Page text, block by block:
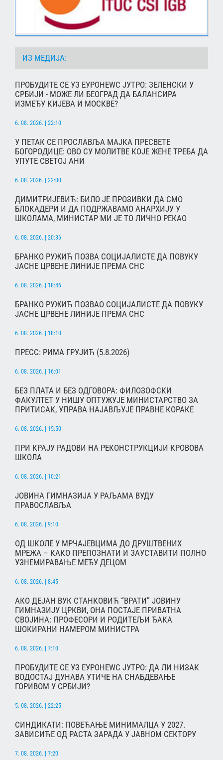
ИЗ МЕДИЈА:
ПРОБУДИТЕ СЕ УЗ ЕУРОНЕWС ЈУТРО: ЗЕЛЕНСКИ У
СРБИЈИ - МОЖЕ ЛИ БЕОГРАД ДА БАЛАНСИРА
ИЗМЕЂУ КИЈЕВА И МОСКВЕ?
6. 08. 2026. | 22:10
У ПЕТАК СЕ ПРОСЛАВЉА МАЈКА ПРЕСВЕТЕ
БОГОРОДИЦЕ: ОВО СУ МОЛИТВЕ КОЈЕ ЖЕНЕ ТРЕБА ДА
УПУТЕ СВЕТОЈ АНИ
6. 08. 2026. | 22:00
ДИМИТРИЈЕВИЋ: БИЛО ЈЕ ПРОЗИВКИ ДА СМО
БЛОКАДЕРИ И ДА ПОДРЖАВАМО АНАРХИЈУ У
ШКОЛАМА, МИНИСТАР МИ ЈЕ ТО ЛИЧНО РЕКАО
6. 08. 2026. | 20:36
БРАНКО РУЖИЋ ПОЗВА СОЦИЈАЛИСТЕ ДА ПОВУКУ
ЈАСНЕ ЦРВЕНЕ ЛИНИЈЕ ПРЕМА СНС
6. 08. 2026. | 18:46
БРАНКО РУЖИЋ ПОЗВАО СОЦИЈАЛИСТЕ ДА ПОВУКУ
ЈАСНЕ ЦРВЕНЕ ЛИНИЈЕ ПРЕМА СНС
6. 08. 2026. | 18:10
ПРЕСС: РИМА ГРУЈИЋ (5.8.2026)
6. 08. 2026. | 16:01
БЕЗ ПЛАТА И БЕЗ ОДГОВОРА: ФИЛОЗОФСКИ
ФАКУЛТЕТ У НИШУ ОПТУЖУЈЕ МИНИСТАРСТВО ЗА
ПРИТИСАК, УПРАВА НАЈАВЉУЈЕ ПРАВНЕ КОРАКЕ
6. 08. 2026. | 15:50
ПРИ КРАЈУ РАДОВИ НА РЕКОНСТРУКЦИЈИ КРОВОВА
ШКОЛА
6. 08. 2026. | 10:21
ЈОВИНА ГИМНАЗИЈА У РАЉАМА ВУДУ
ПРАВОСЛАВЉА
6. 08. 2026. | 9:10
ОД ШКОЛЕ У МРЧАЈЕВЦИМА ДО ДРУШТВЕНИХ
МРЕЖА – КАКО ПРЕПОЗНАТИ И ЗАУСТАВИТИ ПОЛНО
УЗНЕМИРАВАЊЕ МЕЂУ ДЕЦОМ
6. 08. 2026. | 8:45
АКО ДЕЈАН ВУК СТАНКОВИЋ “ВРАТИ” ЈОВИНУ
ГИМНАЗИЈУ ЦРКВИ, ОНА ПОСТАЈЕ ПРИВАТНА
СВОЈИНА: ПРОФЕСОРИ И РОДИТЕЉИ ЂАКА
ШОКИРАНИ НАМЕРОМ МИНИСТРА
6. 08. 2026. | 7:10
ПРОБУДИТЕ СЕ УЗ ЕУРОНЕWС ЈУТРО: ДА ЛИ НИЗАК
ВОДОСТАЈ ДУНАВА УТИЧЕ НА СНАБДЕВАЊЕ
ГОРИВОМ У СРБИЈИ?
5. 08. 2026. | 22:25
СИНДИКАТИ: ПОВЕЋАЊЕ МИНИМАЛЦА У 2027.
ЗАВИСИЋЕ ОД РАСТА ЗАРАДА У ЈАВНОМ СЕКТОРУ
7. 08. 2026. | 7:20